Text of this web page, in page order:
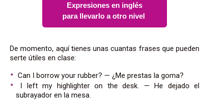
Expresiones en inglés
para llevarlo a otro nivel
De momento, aquí tienes unas cuantas frases que pueden
serte útiles en clase:
Can I borrow your rubber? — ¿Me prestas la goma?
I left my highlighter on the desk.
— He dejado el
subrayador en la mesa.